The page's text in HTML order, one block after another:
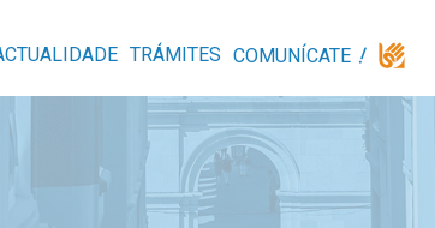
TRÁMITES COMUNÍCATE